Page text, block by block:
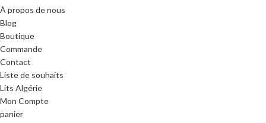
À propos de nous
Blog
Boutique
Commande
Contact
Liste de souhaits
Lits Algérie
Mon Compte
panier